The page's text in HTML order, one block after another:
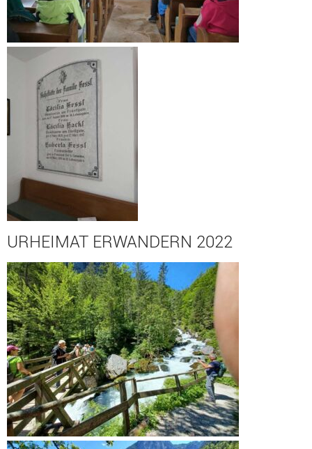
URHEIMAT ERWANDERN 2022